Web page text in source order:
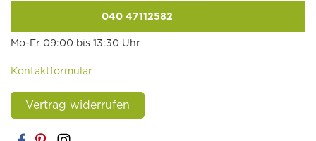
040 47112582
Mo-Fr 09:00 bis 13:30 Uhr
Kontaktformular
Vertrag widerrufen